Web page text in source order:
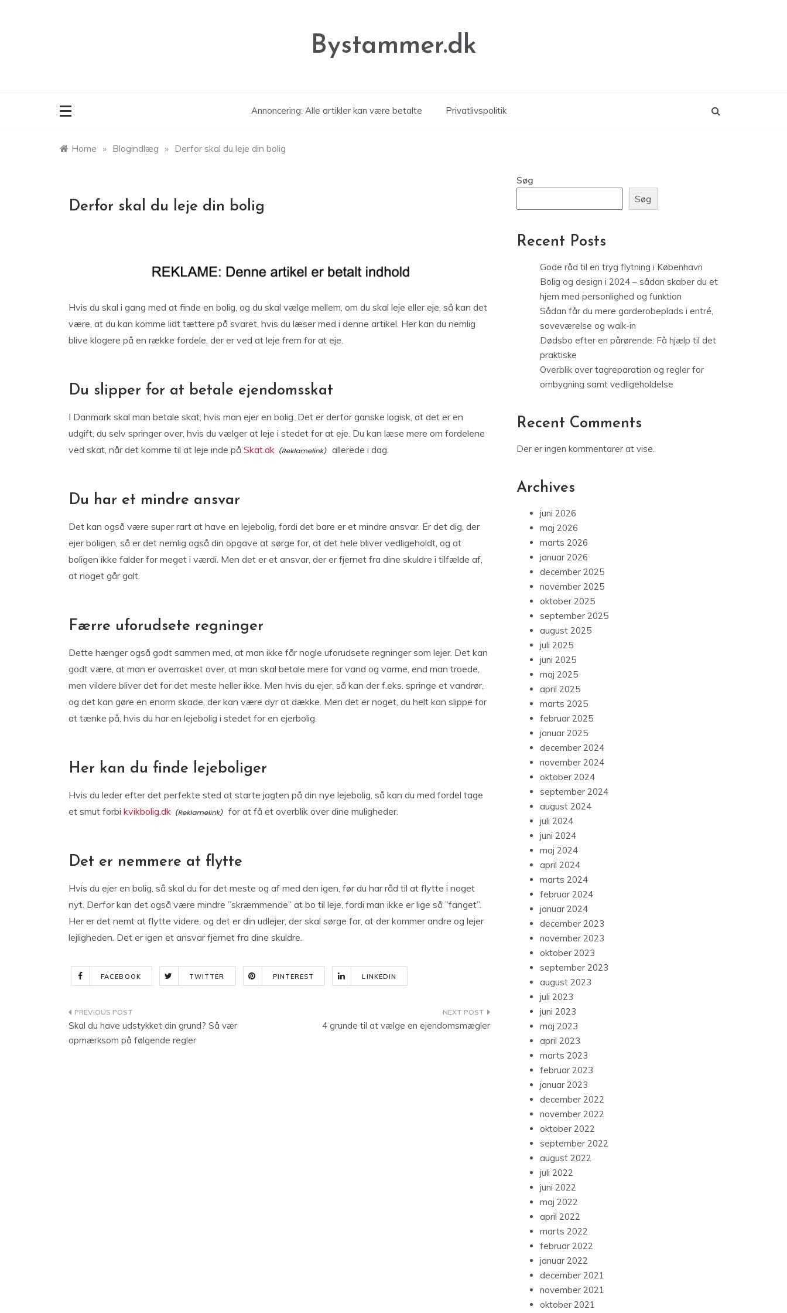
Bystammer.dk
Annoncering: Alle artikler kan være betalte Privatlivspolitik
Home » Blogindlæg » Derfor skal du leje din bolig
Derfor skal du leje din bolig
Hvis du skal i gang med at finde en bolig, og du skal vælge mellem, om du skal leje eller eje, så kan det
være, at du kan komme lidt tættere på svaret, hvis du læser med i denne artikel. Her kan du nemlig
blive klogere på en række fordele, der er ved at leje frem for at eje.
Du slipper for at betale ejendomsskat
I Danmark skal man betale skat, hvis man ejer en bolig. Det er derfor ganske logisk, at det er en
udgift, du selv springer over, hvis du vælger at leje i stedet for at eje. Du kan læse mere om fordelene
ved skat, når det komme til at leje inde på Skat.dk allerede i dag.
Du har et mindre ansvar
Det kan også være super rart at have en lejebolig, fordi det bare er et mindre ansvar. Er det dig, der
ejer boligen, så er det nemlig også din opgave at sørge for, at det hele bliver vedligeholdt, og at
boligen ikke falder for meget i værdi. Men det er et ansvar, der er fjernet fra dine skuldre i tilfælde af,
at noget går galt.
Færre uforudsete regninger
Dette hænger også godt sammen med, at man ikke får nogle uforudsete regninger som lejer. Det kan
godt være, at man er overrasket over, at man skal betale mere for vand og varme, end man troede,
men vildere bliver det for det meste heller ikke. Men hvis du ejer, så kan der f.eks. springe et vandrør,
og det kan gøre en enorm skade, der kan være dyr at dække. Men det er noget, du helt kan slippe for
at tænke på, hvis du har en lejebolig i stedet for en ejerbolig.
Her kan du finde lejeboliger
Hvis du leder efter det perfekte sted at starte jagten på din nye lejebolig, så kan du med fordel tage
et smut forbi kvikbolig.dk for at få et overblik over dine muligheder.
Det er nemmere at flytte
Hvis du ejer en bolig, så skal du for det meste og af med den igen, før du har råd til at flytte i noget
nyt. Derfor kan det også være mindre ”skræmmende” at bo til leje, fordi man ikke er lige så ”fanget”.
Her er det nemt at flytte videre, og det er din udlejer, der skal sørge for, at der kommer andre og lejer
lejligheden. Det er igen et ansvar fjernet fra dine skuldre.
FACEBOOK TWITTER PINTEREST LINKEDIN
Indlægsnavigation
Skal du have udstykket din grund? Så vær
opmærksom på følgende regler
4 grunde til at vælge en ejendomsmægler
Søg
Søg
Recent Posts
Gode råd til en tryg flytning i København
Bolig og design i 2024 – sådan skaber du et
hjem med personlighed og funktion
Sådan får du mere garderobeplads i entré,
soveværelse og walk-in
Dødsbo efter en pårørende: Få hjælp til det
praktiske
Overblik over tagreparation og regler for
ombygning samt vedligeholdelse
Recent Comments
Der er ingen kommentarer at vise.
Archives
juni 2026
maj 2026
marts 2026
januar 2026
december 2025
november 2025
oktober 2025
september 2025
august 2025
juli 2025
juni 2025
maj 2025
april 2025
marts 2025
februar 2025
januar 2025
december 2024
november 2024
oktober 2024
september 2024
august 2024
juli 2024
juni 2024
maj 2024
april 2024
marts 2024
februar 2024
januar 2024
december 2023
november 2023
oktober 2023
september 2023
august 2023
juli 2023
juni 2023
maj 2023
april 2023
marts 2023
februar 2023
januar 2023
december 2022
november 2022
oktober 2022
september 2022
august 2022
juli 2022
juni 2022
maj 2022
april 2022
marts 2022
februar 2022
januar 2022
december 2021
november 2021
oktober 2021